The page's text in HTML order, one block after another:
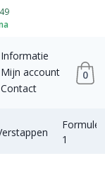
Informatie
Mijn account
Contact
0
Formule
1